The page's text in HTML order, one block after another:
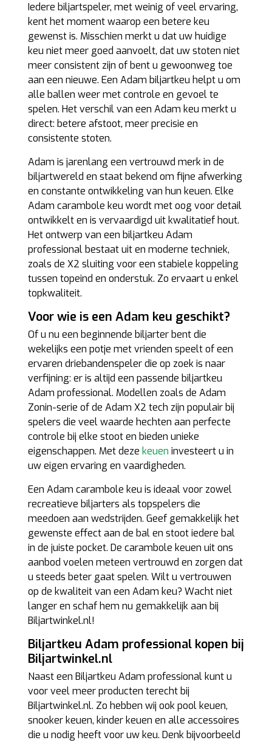
Iedere biljartspeler, met weinig of veel ervaring,
kent het moment waarop een betere keu
gewenst is. Misschien merkt u dat uw huidige
keu niet meer goed aanvoelt, dat uw stoten niet
meer consistent zijn of bent u gewoonweg toe
aan een nieuwe. Een Adam biljartkeu helpt u om
alle ballen weer met controle en gevoel te
spelen. Het verschil van een Adam keu merkt u
direct: betere afstoot, meer precisie en
consistente stoten.
Adam is jarenlang een vertrouwd merk in de
biljartwereld en staat bekend om fijne afwerking
en constante ontwikkeling van hun keuen. Elke
Adam carambole keu wordt met oog voor detail
ontwikkelt en is vervaardigd uit kwalitatief hout.
Het ontwerp van een biljartkeu Adam
professional bestaat uit en moderne techniek,
zoals de X2 sluiting voor een stabiele koppeling
tussen topeind en onderstuk. Zo ervaart u enkel
topkwaliteit.
Voor wie is een Adam keu geschikt?
Of u nu een beginnende biljarter bent die
wekelijks een potje met vrienden speelt of een
ervaren driebandenspeler die op zoek is naar
verfijning: er is altijd een passende biljartkeu
Adam professional. Modellen zoals de Adam
Zonin-serie of de Adam X2 tech zijn populair bij
spelers die veel waarde hechten aan perfecte
controle bij elke stoot en bieden unieke
eigenschappen. Met deze keuen investeert u in
uw eigen ervaring en vaardigheden.
Een Adam carambole keu is ideaal voor zowel
recreatieve biljarters als topspelers die
meedoen aan wedstrijden. Geef gemakkelijk het
gewenste effect aan de bal en stoot iedere bal
in de juiste pocket. De carambole keuen uit ons
aanbod voelen meteen vertrouwd en zorgen dat
u steeds beter gaat spelen. Wilt u vertrouwen
op de kwaliteit van een Adam keu? Wacht niet
langer en schaf hem nu gemakkelijk aan bij
Biljartwinkel.nl!
Biljartkeu Adam professional kopen bij
Biljartwinkel.nl
Naast een Biljartkeu Adam professional kunt u
voor veel meer producten terecht bij
Biljartwinkel.nl. Zo hebben wij ook pool keuen,
snooker keuen, kinder keuen en alle accessoires
die u nodig heeft voor uw keu. Denk bijvoorbeeld